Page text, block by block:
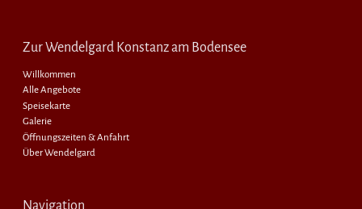
Zur Wendelgard Konstanz am Bodensee
Willkommen
Alle Angebote
Speisekarte
Galerie
Öffnungszeiten & Anfahrt
Über Wendelgard
Navigation